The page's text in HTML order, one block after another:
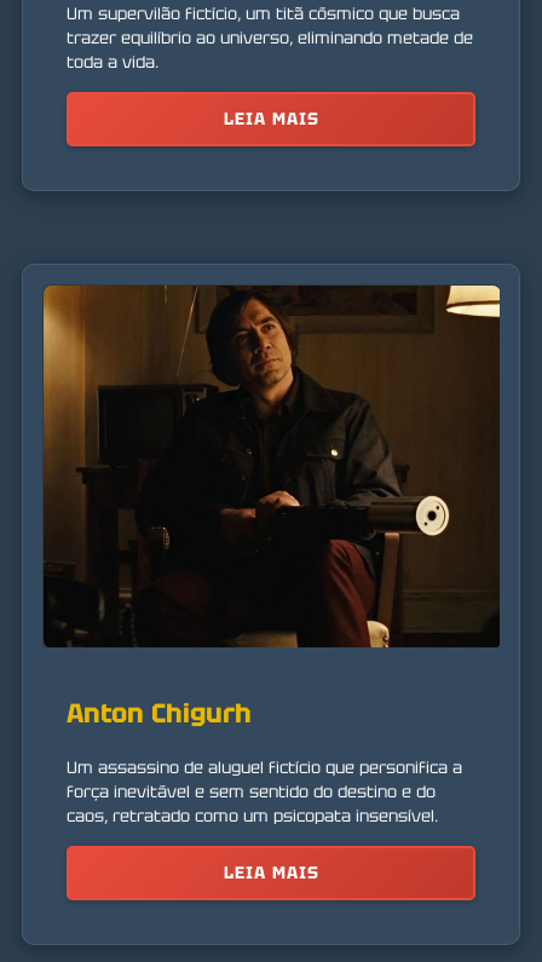
Um supervilão fictício, um titã cósmico que busca
trazer equilíbrio ao universo, eliminando metade de
toda a vida.
LEIA MAIS
Anton Chigurh
Um assassino de aluguel fictício que personifica a
força inevitável e sem sentido do destino e do
caos, retratado como um psicopata insensível.
LEIA MAIS